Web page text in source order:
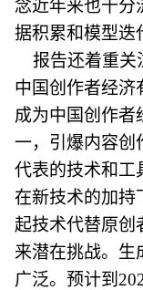
念近年来也十分
据积累和模型迭
报告还着重关
中国创作者经济
成为中国创作者
一，引爆内容创
代表的技术和工
在新技术的加持
起技术代替原创
来潜在挑战。生
广泛。预计到